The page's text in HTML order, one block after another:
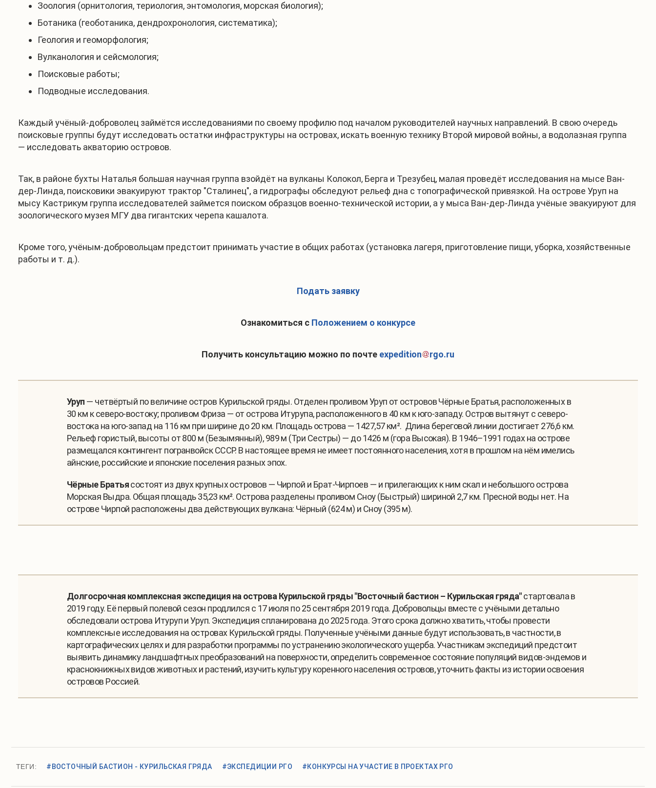
Зоология (орнитология, териология, энтомология, морская биология);
Ботаника (геоботаника, дендрохронология, систематика);
Геология и геоморфология;
Вулканология и сейсмология;
Поисковые работы;
Подводные исследования.
Каждый учёный-доброволец займётся исследованиями по своему профилю под началом руководителей научных направлений. В свою очередь
поисковые группы будут исследовать остатки инфраструктуры на островах, искать военную технику Второй мировой войны, а водолазная группа
— исследовать акваторию островов.
Так, в районе бухты Наталья большая научная группа взойдёт на вулканы Колокол, Берга и Трезубец, малая проведёт исследования на мысе Ван-
дер-Линда, поисковики эвакуируют трактор "Сталинец", а гидрографы обследуют рельеф дна с топографической привязкой. На острове Уруп на
мысу Кастрикум группа исследователей займется поиском образцов военно-технической истории, а у мыса Ван-дер-Линда учёные эвакуируют для
зоологического музея МГУ два гигантских черепа кашалота.
Кроме того, учёным-добровольцам предстоит принимать участие в общих работах (установка лагеря, приготовление пищи, уборка, хозяйственные
работы и т. д.).
Подать заявку
Ознакомиться с Положением о конкурсе
Получить консультацию можно по почте expedition rgo.ru
Уруп — четвёртый по величине остров Курильской гряды. Отделен проливом Уруп от островов Чёрные Братья, расположенных в
30 км к северо-востоку; проливом Фриза — от острова Итурупа, расположенного в 40 км к юго-западу. Остров вытянут с северо-
востока на юго-запад на 116 км при ширине до 20 км. Площадь острова — 1427,57 км². Длина береговой линии достигает 276,6 км.
Рельеф гористый, высоты от 800 м (Безымянный), 989 м (Три Сестры) — до 1426 м (гора Высокая). В 1946–1991 годах на острове
размещался контингент погранвойск СССР. В настоящее время не имеет постоянного населения, хотя в прошлом на нём имелись
айнские, российские и японские поселения разных эпох.
Чёрные Братьясостоят из двух крупных островов — Чирпой и Брат-Чирпоев — и прилегающих к ним скал и небольшого острова
Морская Выдра. Общая площадь 35,23 км². Острова разделены проливом Сноу (Быстрый) шириной 2,7 км. Пресной воды нет. На
острове Чирпой расположены два действующих вулкана: Чёрный (624 м) и Сноу (395 м).
Долгосрочная комплексная экспедиция на острова Курильской гряды "Восточный бастион – Курильская гряда"стартовала в
2019 году. Её первый полевой сезон продлился с 17 июля по 25 сентября 2019 года. Добровольцы вместе с учёными детально
обследовали острова Итуруп и Уруп. Экспедиция спланирована до 2025 года. Этого срока должно хватить, чтобы провести
комплексные исследования на островах Курильской гряды. Полученные учёными данные будут использовать, в частности, в
картографических целях и для разработки программы по устранению экологического ущерба. Участникам экспедиций предстоит
выявить динамику ландшафтных преобразований на поверхности, определить современное состояние популяций видов-эндемов и
краснокнижных видов животных и растений, изучить культуру коренного населения островов, уточнить факты из истории освоения
островов Россией.
ТЕГИ: #ВОСТОЧНЫЙ БАСТИОН - КУРИЛЬСКАЯ ГРЯДА #ЭКСПЕДИЦИИ РГО #КОНКУРСЫ НА УЧАСТИЕ В ПРОЕКТАХ РГО